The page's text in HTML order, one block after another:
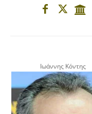
Ιωάννης Κόντης